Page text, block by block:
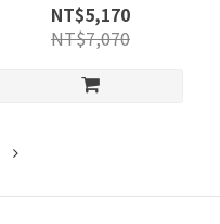
NT$5,170
NT$7,070